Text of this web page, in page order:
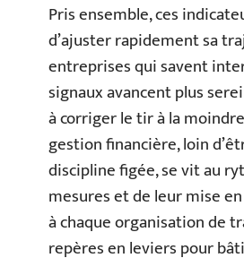
Pris ensemble, ces
d’ajuster rapidement sa
entreprises qui savent
signaux avancent plus
à corriger le tir à la
gestion financière, loin
discipline figée, se vit au
mesures et de leur mise
à chaque organisation de
repères en leviers pour